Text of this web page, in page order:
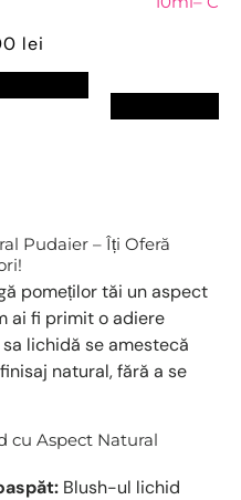
lei
Pudaier – Îți Oferă
pomeților tăi un aspect
ai fi primit o adiere
lichidă se amestecă
natural, fără a se
cu Aspect Natural
Blush-ul lichid